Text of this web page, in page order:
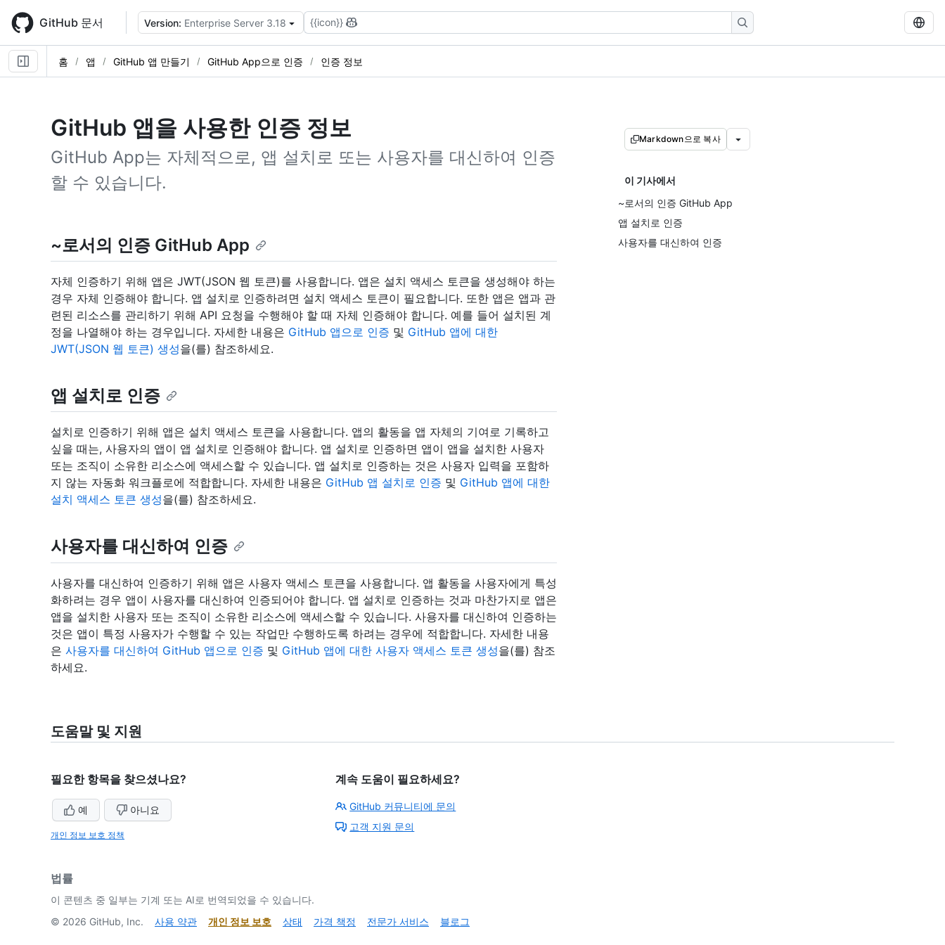
main
content
GitHub 문서 Version: Enterprise Server 3.18 {{icon}}
홈 앱 GitHub 앱 만들기 GitHub App으로 인증 인증 정보
GitHub 앱을 사용한 인증 정보
GitHub App는 자체적으로, 앱 설치로 또는 사용자를 대신하여 인증
할 수 있습니다.
Markdown으로 복사
이 기사에서
~로서의 인증 GitHub App
앱 설치로 인증
사용자를 대신하여 인증
~로서의 인증 GitHub App
자체 인증하기 위해 앱은 JWT(JSON 웹 토큰)를 사용합니다. 앱은 설치 액세스 토큰을 생성해야 하는
경우 자체 인증해야 합니다. 앱 설치로 인증하려면 설치 액세스 토큰이 필요합니다. 또한 앱은 앱과 관
련된 리소스를 관리하기 위해 API 요청을 수행해야 할 때 자체 인증해야 합니다. 예를 들어 설치된 계
정을 나열해야 하는 경우입니다. 자세한 내용은 GitHub 앱으로 인증 및 GitHub 앱에 대한
JWT(JSON 웹 토큰) 생성을(를) 참조하세요.
앱 설치로 인증
설치로 인증하기 위해 앱은 설치 액세스 토큰을 사용합니다. 앱의 활동을 앱 자체의 기여로 기록하고
싶을 때는, 사용자의 앱이 앱 설치로 인증해야 합니다. 앱 설치로 인증하면 앱이 앱을 설치한 사용자
또는 조직이 소유한 리소스에 액세스할 수 있습니다. 앱 설치로 인증하는 것은 사용자 입력을 포함하
지 않는 자동화 워크플로에 적합합니다. 자세한 내용은 GitHub 앱 설치로 인증 및 GitHub 앱에 대한
설치 액세스 토큰 생성을(를) 참조하세요.
사용자를 대신하여 인증
사용자를 대신하여 인증하기 위해 앱은 사용자 액세스 토큰을 사용합니다. 앱 활동을 사용자에게 특성
화하려는 경우 앱이 사용자를 대신하여 인증되어야 합니다. 앱 설치로 인증하는 것과 마찬가지로 앱은
앱을 설치한 사용자 또는 조직이 소유한 리소스에 액세스할 수 있습니다. 사용자를 대신하여 인증하는
것은 앱이 특정 사용자가 수행할 수 있는 작업만 수행하도록 하려는 경우에 적합합니다. 자세한 내용
은 사용자를 대신하여 GitHub 앱으로 인증 및 GitHub 앱에 대한 사용자 액세스 토큰 생성을(를) 참조
하세요.
도움말 및 지원
필요한 항목을 찾으셨나요?
예 아니요
개인 정보 보호 정책
계속 도움이 필요하세요?
GitHub 커뮤니티에 문의
고객 지원 문의
법률
이 콘텐츠 중 일부는 기계 또는 AI로 번역되었을 수 있습니다.
© 2026 GitHub, Inc. 사용 약관 개인 정보 보호 상태 가격 책정 전문가 서비스 블로그